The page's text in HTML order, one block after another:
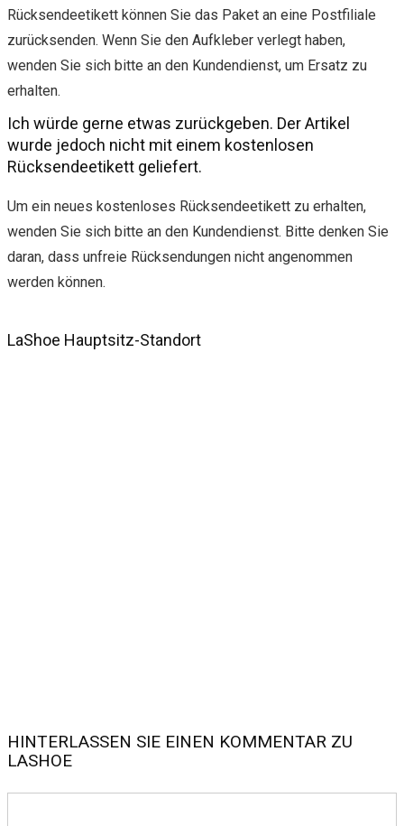
Rücksendeetikett können Sie das Paket an eine Postfiliale
zurücksenden. Wenn Sie den Aufkleber verlegt haben,
wenden Sie sich bitte an den Kundendienst, um Ersatz zu
erhalten.
Ich würde gerne etwas zurückgeben. Der Artikel
wurde jedoch nicht mit einem kostenlosen
Rücksendeetikett geliefert.
Um ein neues kostenloses Rücksendeetikett zu erhalten,
wenden Sie sich bitte an den Kundendienst. Bitte denken Sie
daran, dass unfreie Rücksendungen nicht angenommen
werden können.
LaShoe Hauptsitz-Standort
HINTERLASSEN SIE EINEN KOMMENTAR ZU
LASHOE